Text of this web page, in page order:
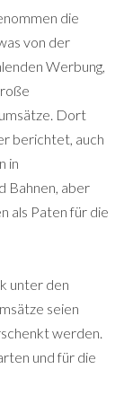
die
von der
Werbung,
Dort
berichtet, auch
in
Bahnen, aber
als Paten für die
unter den
seien
werden.
und für die